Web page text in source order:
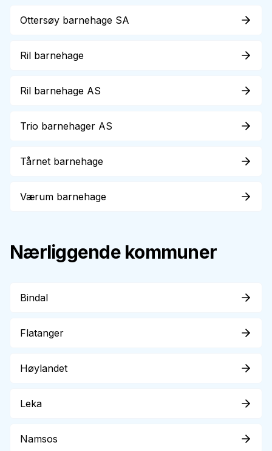
Ottersøy barnehage SA
Ril barnehage
Ril barnehage AS
Trio barnehager AS
Tårnet barnehage
Værum barnehage
Nærliggende kommuner
Bindal
Flatanger
Høylandet
Leka
Namsos